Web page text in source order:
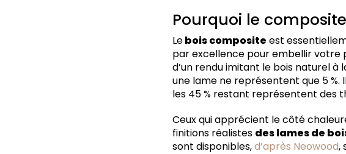
Pourquoi le
Lebois composite est
par excellence pour embellir votre
d’un rendu imitant le bois naturel
une lame ne représentent que 5 %.
les 45 % restant représentent des
Ceux qui apprécient le côté
finitions réalistes des lames de
sont disponibles,d’après Neowood,